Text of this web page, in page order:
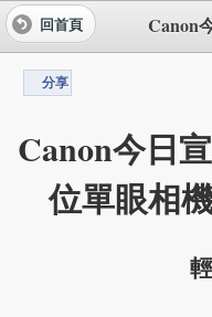
回首頁
分享
Canon今日
位單眼相